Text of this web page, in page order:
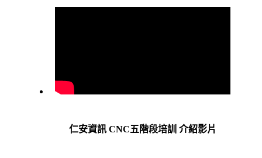
仁安資訊 CNC五階段培訓 介紹影片